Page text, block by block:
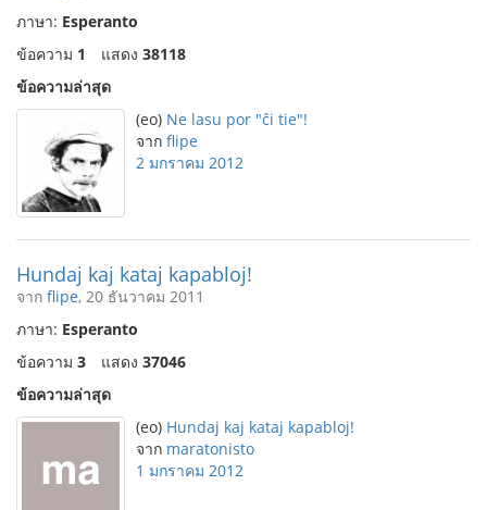
ภาษา: Esperanto
ข้อความ 1 แสดง 38118
ข้อความล่าสุด
(eo) Ne lasu por "ĉi tie"!
จาก flipe
2 มกราคม 2012
Hundaj kaj kataj kapabloj!
จาก flipe, 20 ธันวาคม 2011
ภาษา: Esperanto
ข้อความ 3 แสดง 37046
ข้อความล่าสุด
(eo) Hundaj kaj kataj kapabloj!
จาก maratonisto
1 มกราคม 2012